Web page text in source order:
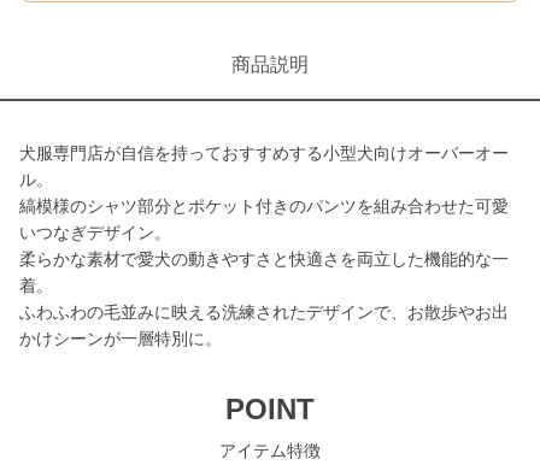
商品説明
犬服専門店が自信を持っておすすめする小型犬向けオーバーオー
ル。
縞模様のシャツ部分とポケット付きのパンツを組み合わせた可愛
いつなぎデザイン。
柔らかな素材で愛犬の動きやすさと快適さを両立した機能的な一
着。
ふわふわの毛並みに映える洗練されたデザインで、お散歩やお出
かけシーンが一層特別に。
POINT
アイテム特徴